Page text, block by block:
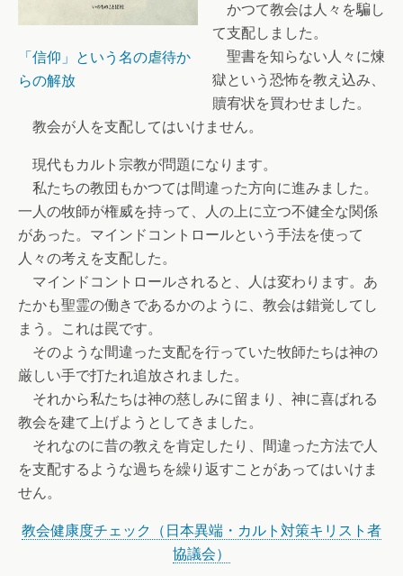
「信仰」という名の虐待か
らの解放
かつて教会は人々を騙し
て支配しました。
聖書を知らない人々に煉
獄という恐怖を教え込み、
贖宥状を買わせました。
教会が人を支配してはいけません。
現代もカルト宗教が問題になります。
私たちの教団もかつては間違った方向に進みました。
一人の牧師が権威を持って、人の上に立つ不健全な関係
があった。マインドコントロールという手法を使って
人々の考えを支配した。
マインドコントロールされると、人は変わります。あ
たかも聖霊の働きであるかのように、教会は錯覚してし
まう。これは罠です。
そのような間違った支配を行っていた牧師たちは神の
厳しい手で打たれ追放されました。
それから私たちは神の慈しみに留まり、神に喜ばれる
教会を建て上げようとしてきました。
それなのに昔の教えを肯定したり、間違った方法で人
を支配するような過ちを繰り返すことがあってはいけま
せん。
教会健康度チェック（日本異端・カルト対策キリスト者
協議会）